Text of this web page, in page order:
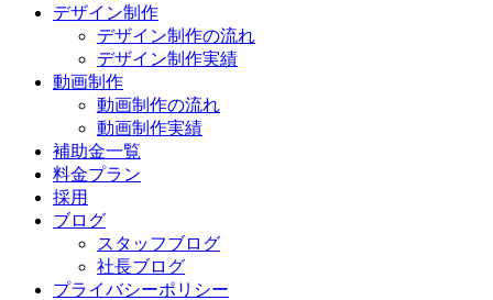
デザイン制作
デザイン制作の流れ
デザイン制作実績
動画制作
動画制作の流れ
動画制作実績
補助金一覧
料金プラン
採用
ブログ
スタッフブログ
社長ブログ
プライバシーポリシー